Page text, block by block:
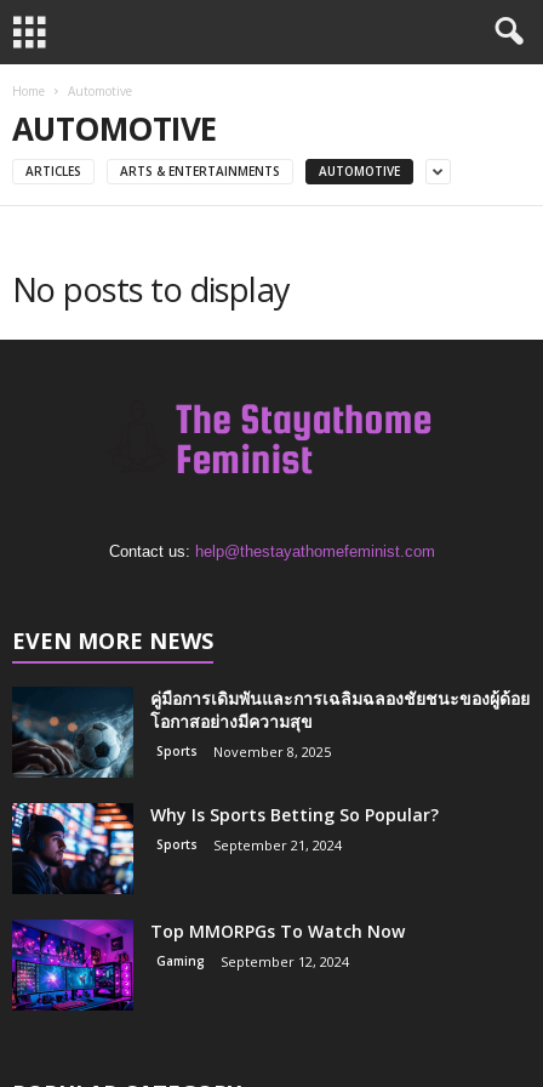
Home Automotive
AUTOMOTIVE
ARTICLES ARTS & ENTERTAINMENTS AUTOMOTIVE
No posts to display
Contact us: help@thestayathomefeminist.com
EVEN MORE NEWS
คู่มือการเดิมพันและการเฉลิมฉลองชัยชนะของผู้ด้อย
โอกาสอย่างมีความสุข
Sports November 8, 2025
Why Is Sports Betting So Popular?
Sports September 21, 2024
Top MMORPGs To Watch Now
Gaming September 12, 2024